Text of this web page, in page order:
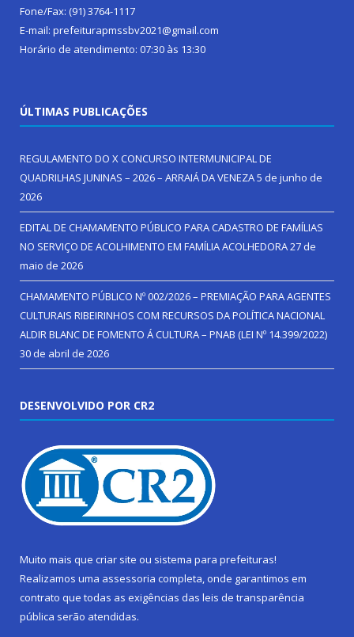
Fone/Fax: (91) 3764-1117
E-mail: prefeiturapmssbv2021@gmail.com
Horário de atendimento: 07:30 às 13:30
ÚLTIMAS PUBLICAÇÕES
REGULAMENTO DO X CONCURSO INTERMUNICIPAL DE
QUADRILHAS JUNINAS – 2026 – ARRAIÁ DA VENEZA5 de junho de
2026
EDITAL DE CHAMAMENTO PÚBLICO PARA CADASTRO DE FAMÍLIAS
NO SERVIÇO DE ACOLHIMENTO EM FAMÍLIA ACOLHEDORA27 de
maio de 2026
CHAMAMENTO PÚBLICO Nº 002/2026 – PREMIAÇÃO PARA AGENTES
CULTURAIS RIBEIRINHOS COM RECURSOS DA POLÍTICA NACIONAL
ALDIR BLANC DE FOMENTO Á CULTURA – PNAB (LEI Nº 14.399/2022)
30 de abril de 2026
DESENVOLVIDO POR CR2
Muito mais que criar site ou sistema para prefeituras!
Realizamos uma assessoria completa, onde garantimos em
contrato que todas as exigências das leis de transparência
pública serão atendidas.